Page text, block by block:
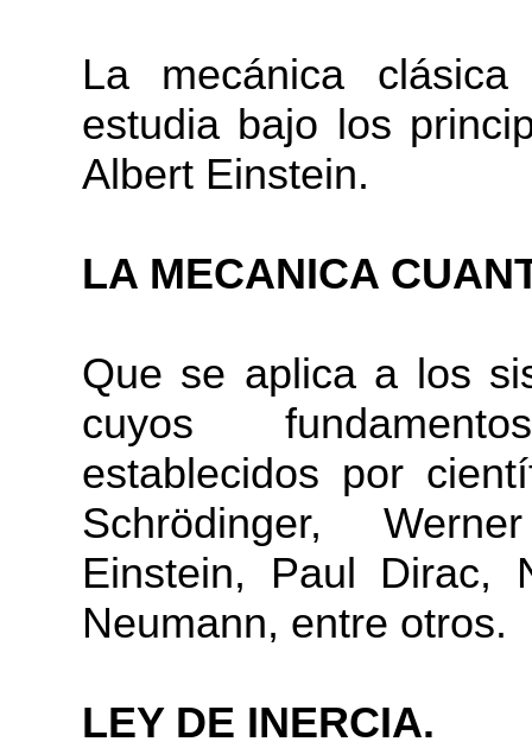
La mecánica
estudia bajo los
Albert Einstein.
LA MECANICA
Que se aplica a los
cuyos
establecidos por
Schrödinger,
Einstein, Paul Dirac,
Neumann, entre otros.
LEY DE INERCIA.